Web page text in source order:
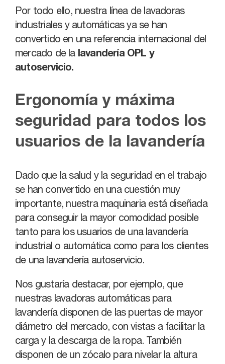
Por todo ello, nuestra línea de lavadoras
industriales y automáticas ya se han
convertido en una referencia internacional del
mercado de la lavandería OPL y
autoservicio.
Ergonomía y máxima
seguridad para todos los
usuarios de la lavandería
Dado que la salud y la seguridad en el trabajo
se han convertido en una cuestión muy
importante, nuestra maquinaria está diseñada
para conseguir la mayor comodidad posible
tanto para los usuarios de una lavandería
industrial o automática como para los clientes
de una lavandería autoservicio.
Nos gustaría destacar, por ejemplo, que
nuestras lavadoras automáticas para
lavandería disponen de las puertas de mayor
diámetro del mercado, con vistas a facilitar la
carga y la descarga de la ropa. También
disponen de un zócalo para nivelar la altura